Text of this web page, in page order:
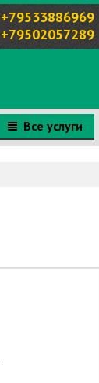
+79533886969
+79502057289
Все услуги